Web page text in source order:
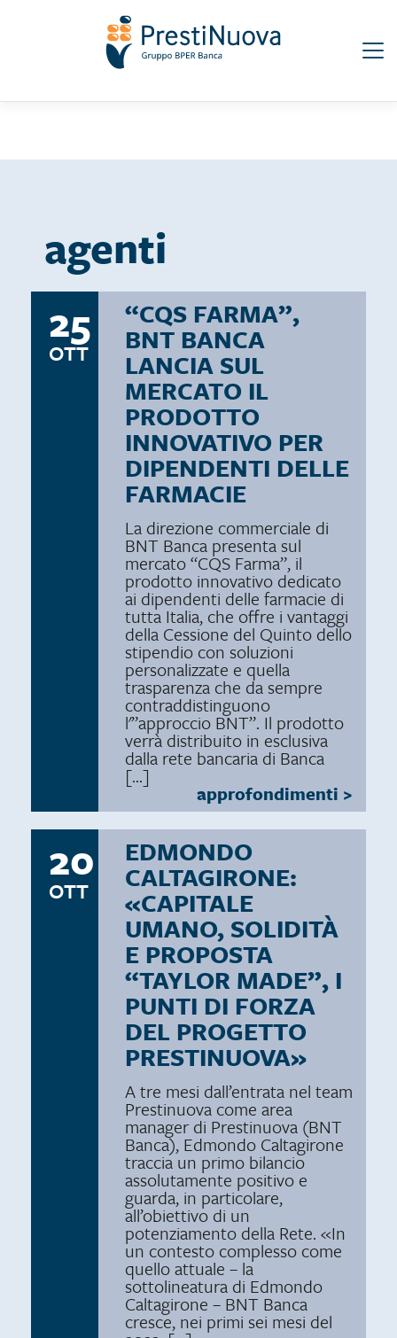
Seguici su:
agenti
25
OTT
“CQS FARMA”,
BNT BANCA
LANCIA SUL
MERCATO IL
PRODOTTO
INNOVATIVO PER
DIPENDENTI DELLE
FARMACIE
La direzione commerciale di
BNT Banca presenta sul
mercato “CQS Farma”, il
prodotto innovativo dedicato
ai dipendenti delle farmacie di
tutta Italia, che offre i vantaggi
della Cessione del Quinto dello
stipendio con soluzioni
personalizzate e quella
trasparenza che da sempre
contraddistinguono
l'”approccio BNT”. Il prodotto
verrà distribuito in esclusiva
dalla rete bancaria di Banca
[…]
approfondimenti >
20
OTT
EDMONDO
CALTAGIRONE:
«CAPITALE
UMANO, SOLIDITÀ
E PROPOSTA
“TAYLOR MADE”, I
PUNTI DI FORZA
DEL PROGETTO
PRESTINUOVA»
A tre mesi dall’entrata nel team
Prestinuova come area
manager di Prestinuova (BNT
Banca), Edmondo Caltagirone
traccia un primo bilancio
assolutamente positivo e
guarda, in particolare,
all’obiettivo di un
potenziamento della Rete. «In
un contesto complesso come
quello attuale – la
sottolineatura di Edmondo
Caltagirone – BNT Banca
cresce, nei primi sei mesi del